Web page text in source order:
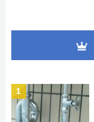
1